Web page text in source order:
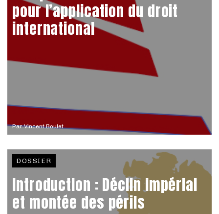
ParVincent Boulet
pour l’application du droit
international
DOSSIER
Introduction : Déclin impérial
et montée des périls